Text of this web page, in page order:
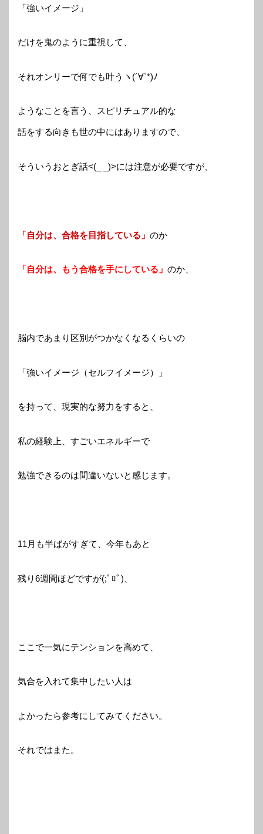
「強いイメージ」
だけを鬼のように重視して、
それオンリーで何でも叶うヽ(´∀`*)ﾉ
ようなことを言う、スピリチュアル的な
話をする向きも世の中にはありますので、
そういうおとぎ話<(_ _)>には注意が必要ですが、
「自分は、合格を目指している」 のか
「自分は、もう合格を手にしている」 のか、
脳内であまり区別がつかなくなるくらいの
「強いイメージ（セルフイメージ）」
を持って、現実的な努力をすると、
私の経験上、すごいエネルギーで
勉強できるのは間違いないと感じます。
11月も半ばがすぎて、今年もあと
残り6週間ほどですが(;ﾟﾛﾟ)、
ここで一気にテンションを高めて、
気合を入れて集中したい人は
よかったら参考にしてみてください。
それではまた。